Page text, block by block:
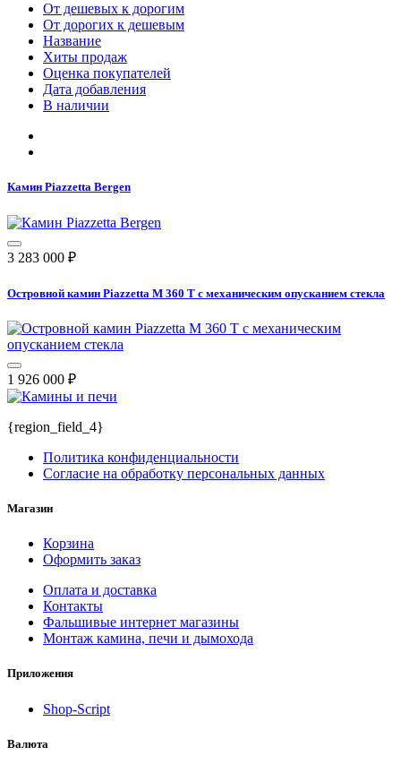
От дешевых к дорогим
От дорогих к дешевым
Название
Хиты продаж
Оценка покупателей
Дата добавления
В наличии
Камин Piazzetta Bergen
3 283 000 ₽
Островной камин Piazzetta M 360 T с механическим опусканием стекла
1 926 000 ₽
{region_field_4}
Политика конфиденциальности
Согласие на обработку персональных данных
Магазин
Корзина
Оформить заказ
Оплата и доставка
Контакты
Фальшивые интернет магазины
Монтаж камина, печи и дымохода
Приложения
Shop-Script
Валюта